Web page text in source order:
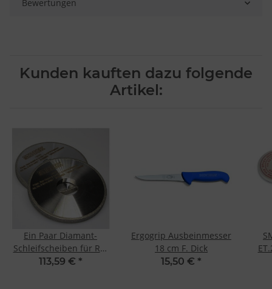
Bewertungen
Kunden kauften dazu folgende
Artikel:
Ein Paar Diamant-
Schleifscheiben für RS-
75 und RS-150 DUO
113,59 € *
Ergogrip Ausbeinmesser
18 cm F. Dick
15,50 € *